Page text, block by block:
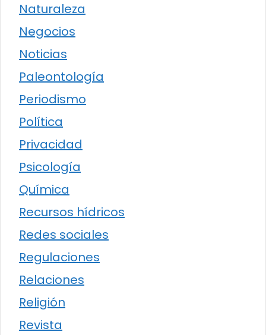
Naturaleza
Negocios
Noticias
Paleontología
Periodismo
Política
Privacidad
Psicología
Química
Recursos hídricos
Redes sociales
Regulaciones
Relaciones
Religión
Revista